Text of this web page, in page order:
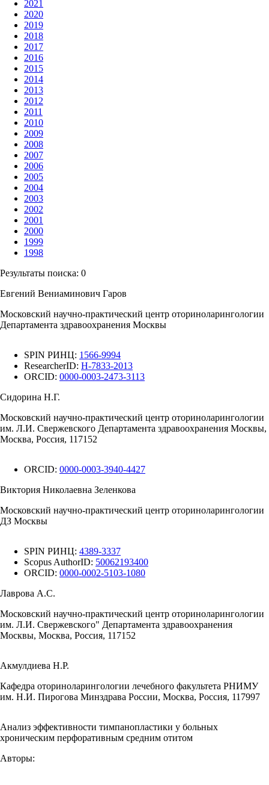
2021
2020
2019
2018
2017
2016
2015
2014
2013
2012
2011
2010
2009
2008
2007
2006
2005
2004
2003
2002
2001
2000
1999
1998
Результаты поиска: 0
Евгений Вениаминович Гаров
Московский научно-практический центр оториноларингологии
Департамента здравоохранения Москвы
SPIN РИНЦ: 1566-9994
ResearcherID: H-7833-2013
ORCID: 0000-0003-2473-3113
Сидорина Н.Г.
Московский научно-практический центр оториноларингологии
им. Л.И. Свержевского Департамента здравоохранения Москвы,
Москва, Россия, 117152
ORCID: 0000-0003-3940-4427
Виктория Николаевна Зеленкова
Московский научно-практический центр оториноларингологии
ДЗ Москвы
SPIN РИНЦ: 4389-3337
Scopus AuthorID: 50062193400
ORCID: 0000-0002-5103-1080
Лаврова А.С.
Московский научно-практический центр оториноларингологии
им. Л.И. Свержевского" Департамента здравоохранения
Москвы, Москва, Россия, 117152
Акмулдиева Н.Р.
Кафедра оториноларингологии лечебного факультета РНИМУ
им. Н.И. Пирогова Минздрава России, Москва, Россия, 117997
Анализ эффективности тимпанопластики у больных
хроническим перфоративным средним отитом
Авторы: